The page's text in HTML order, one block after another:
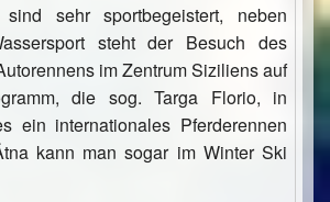
sehr sportbegeistert, neben
steht der Besuch des
im Zentrum Siziliens auf
die sog. Targa Florio, in
ein internationales Pferderennen
kann man sogar im Winter Ski